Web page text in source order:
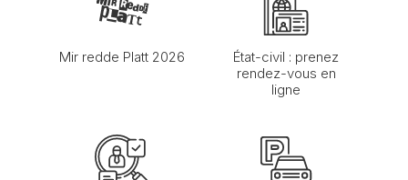
Mir redde Platt 2026
État-civil : prenez
rendez-vous en
ligne